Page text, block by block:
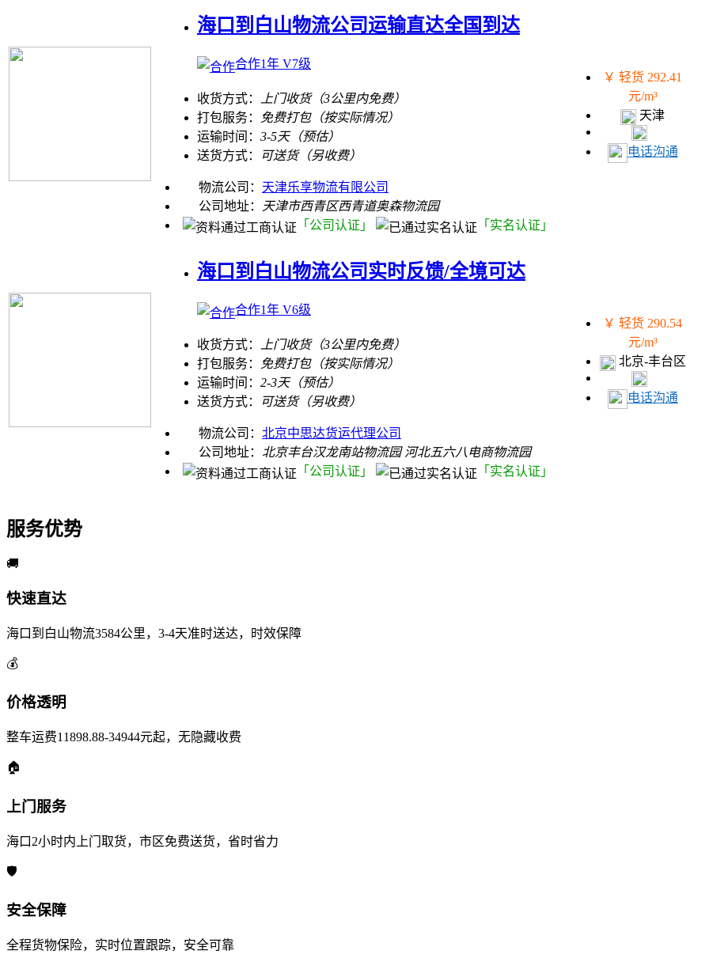
海口到白山物流公司运输直达全国到达
合作1年 V7级
收货方式：
上门收货（3公里内免费）
打包服务：
免费打包（按实际情况）
运输时间： 3-5天（预估）
送货方式：
可送货（另收费）
物流公司： 天津乐享物流有限公司
公司地址：
天津市西青区西青道奥森物流园
「公司认证」
「实名认证」
￥ 轻货 292.41
元/m³
天津
电话沟通
海口到白山物流公司实时反馈/全境可达
合作1年 V6级
收货方式：
上门收货（3公里内免费）
打包服务：
免费打包（按实际情况）
运输时间： 2-3天（预估）
送货方式：
可送货（另收费）
物流公司： 北京中思达货运代理公司
公司地址： 北京丰台汉龙南站物流园 河北五六八电商物流园
「公司认证」
「实名认证」
￥ 轻货 290.54
元/m³
北京-丰台区
电话沟通
服务优势
🚚
快速直达
海口到白山物流3584公里，3-4天准时送达，时效保障
💰
价格透明
整车运费11898.88-34944元起，无隐藏收费
🏠
上门服务
海口2小时内上门取货，市区免费送货，省时省力
🛡️
安全保障
全程货物保险，实时位置跟踪，安全可靠